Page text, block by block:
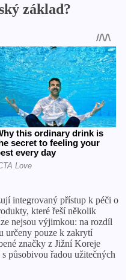
základ?
integrovaný přístup k péči o
které řeší několik
nejsou výjimkou: na rozdíl
určeny pouze k zakrytí
značky z Jižní Koreje
působivou řadou užitečných